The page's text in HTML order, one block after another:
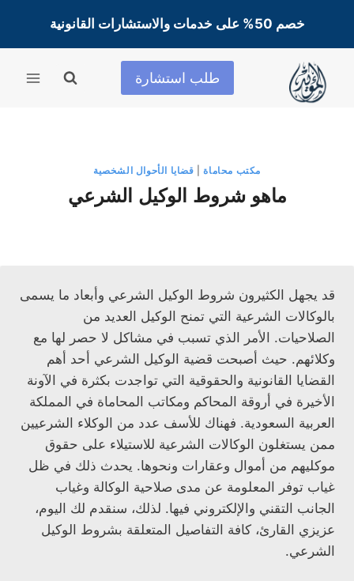
المحتوى
خصم 50% على خدمات والاستشارات القانونية
طلب استشارة
مكتب محاماة| قضايا الأحوال الشخصية
ماهو شروط الوكيل الشرعي
قد يجهل الكثيرون شروط الوكيل الشرعي وأبعاد ما يسمى
بالوكالات الشرعية التي تمنح الوكيل العديد من
الصلاحيات. الأمر الذي تسبب في مشاكل لا حصر لها مع
وكلائهم. حيث أصبحت قضية الوكيل الشرعي أحد أهم
القضايا القانونية والحقوقية التي تواجدت بكثرة في الآونة
الأخيرة في أروقة المحاكم ومكاتب المحاماة في المملكة
العربية السعودية. فهناك للأسف عدد من الوكلاء الشرعيين
ممن يستغلون الوكالات الشرعية للاستيلاء على حقوق
موكليهم من أموال وعقارات ونحوها. يحدث ذلك في ظل
غياب توفر المعلومة عن مدى صلاحية الوكالة وغياب
الجانب التقني والإلكتروني فيها. لذلك، سنقدم لك اليوم،
عزيزي القارئ، كافة التفاصيل المتعلقة بشروط الوكيل
الشرعي.